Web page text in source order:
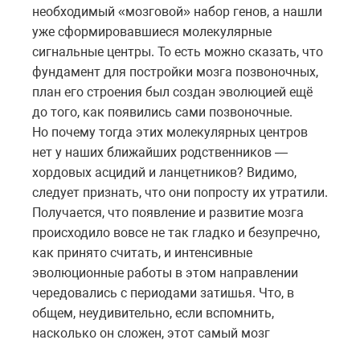
необходимый «мозговой» набор генов, а нашли
уже сформировавшиеся молекулярные
сигнальные центры. То есть можно сказать, что
фундамент для постройки мозга позвоночных,
план его строения был создан эволюцией ещё
до того, как появились сами позвоночные.
Но почему тогда этих молекулярных центров
нет у наших ближайших родственников —
хордовых асцидий и ланцетников? Видимо,
следует признать, что они попросту их утратили.
Получается, что появление и развитие мозга
происходило вовсе не так гладко и безупречно,
как принято считать, и интенсивные
эволюционные работы в этом направлении
чередовались с периодами затишья. Что, в
общем, неудивительно, если вспомнить,
насколько он сложен, этот самый мозг